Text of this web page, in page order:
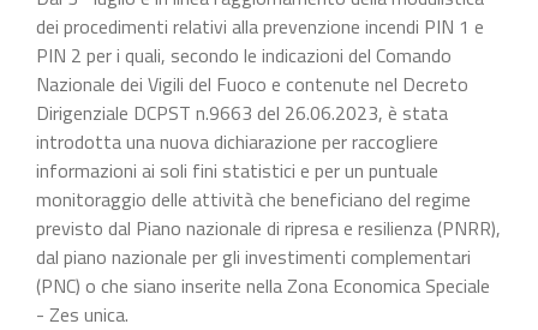
dei procedimenti relativi alla prevenzione incendi PIN 1 e
PIN 2 per i quali, secondo le indicazioni del Comando
Nazionale dei Vigili del Fuoco e contenute nel Decreto
Dirigenziale DCPST n.9663 del 26.06.2023, è stata
introdotta una nuova dichiarazione per raccogliere
informazioni ai soli fini statistici e per un puntuale
monitoraggio delle attività che beneficiano del regime
previsto dal Piano nazionale di ripresa e resilienza (PNRR),
dal piano nazionale per gli investimenti complementari
(PNC) o che siano inserite nella Zona Economica Speciale
- Zes unica.